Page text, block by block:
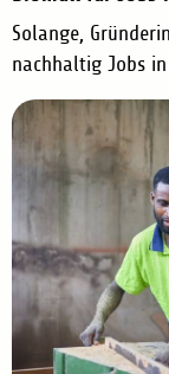
Solange,
nachhaltig Jobs